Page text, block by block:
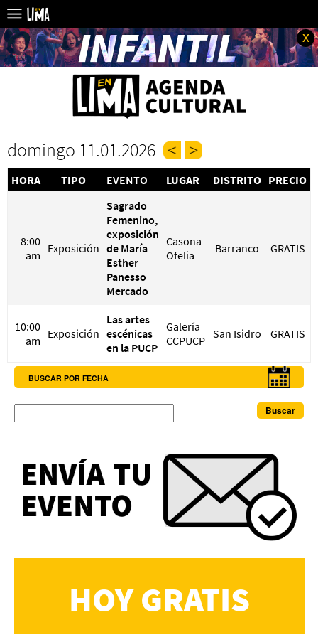
x
domingo 11.01.2026
HORA TIPO EVENTO LUGAR DISTRITO PRECIO
8:00
am Exposición
Sagrado
Femenino,
exposición
de María
Esther
Panesso
Mercado
Casona
Ofelia
Barranco GRATIS
10:00
am Exposición
Las artes
escénicas
en la PUCP
Galería
CCPUCP San Isidro GRATIS
BUSCAR POR FECHA
HOY GRATIS